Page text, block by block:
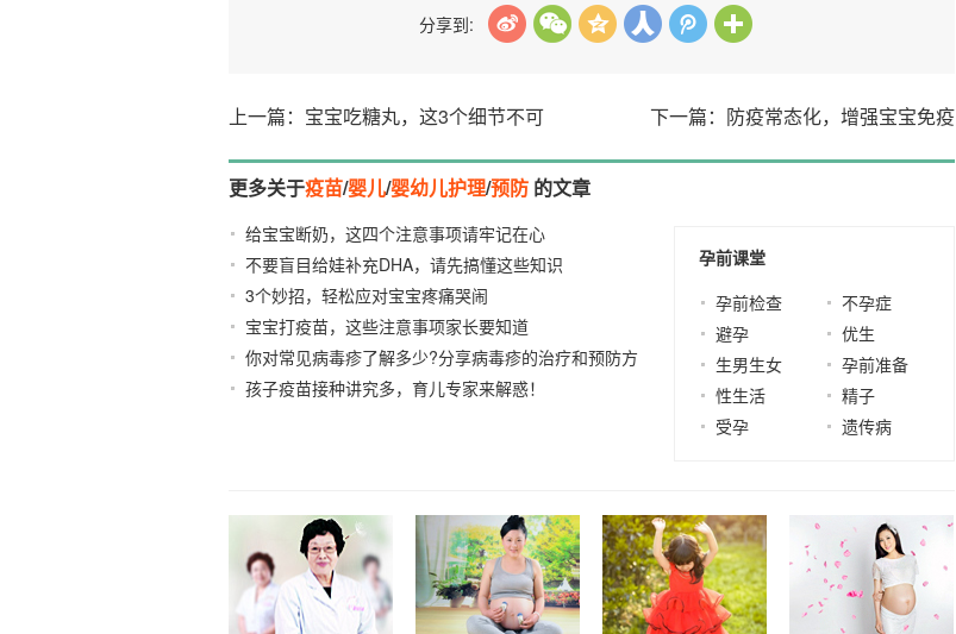
分享到:
上一篇：宝宝吃糖丸，这3个细节不可 下一篇：防疫常态化，增强宝宝免疫
更多关于疫苗/婴儿/婴幼儿护理/预防 的文章
给宝宝断奶，这四个注意事项请牢记在心
不要盲目给娃补充DHA，请先搞懂这些知识
3个妙招，轻松应对宝宝疼痛哭闹
宝宝打疫苗，这些注意事项家长要知道
你对常见病毒疹了解多少?分享病毒疹的治疗和预防方
法
2021-10-18
孩子疫苗接种讲究多，育儿专家来解惑！
孕前课堂
孕前检查
不孕症
避孕
优生
生男生女
孕前准备
性生活
精子
受孕
遗传病